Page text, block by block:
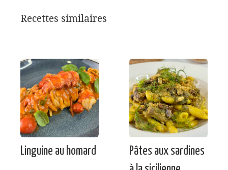
Recettes similaires
Linguine au homard
Pâtes aux sardines